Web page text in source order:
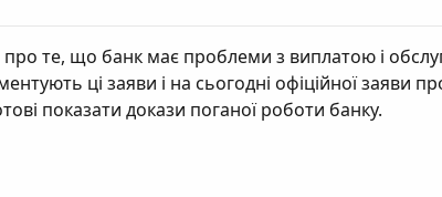
те, що банк має проблеми з виплатою і
ці заяви і на сьогодні офіційної
показати докази поганої роботи банку.